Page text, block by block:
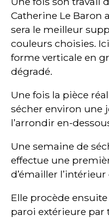
Catherine Le Baron
sera le meilleur
couleurs choisies.
forme verticale en
dégradé.
Une fois la pièce
sécher environ une
l’arrondir en-
Une semaine de
effectue une
d’émailler l’intérieur
Elle procède ensuite
paroi extérieure par